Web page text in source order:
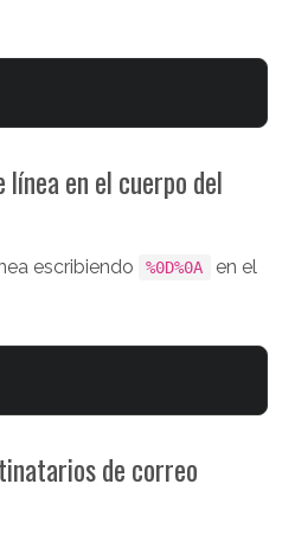
línea en el cuerpo del
escribiendo %0D%0A
en el
de correo